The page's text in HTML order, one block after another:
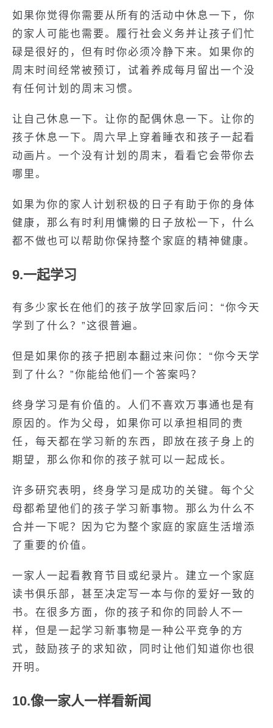
如果你觉得你需要从所有的活动中休息一下，你
的家人可能也需要。履行社会义务并让孩子们忙
碌是很好的，但有时你必须冷静下来。如果你的
周末时间经常被预订，试着养成每月留出一个没
有任何计划的周末习惯。
让自己休息一下。让你的配偶休息一下。让你的
孩子休息一下。周六早上穿着睡衣和孩子一起看
动画片。一个没有计划的周末，看看它会带你去
哪里。
如果为你的家人计划积极的日子有助于你的身体
健康，那么有时利用慵懒的日子放松一下，什么
都不做也可以帮助你保持整个家庭的精神健康。
9.一起学习
有多少家长在他们的孩子放学回家后问：“你今天
学到了什么？”这很普遍。
但是如果你的孩子把剧本翻过来问你：“你今天学
到了什么？”你能给他们一个答案吗？
终身学习是有价值的。人们不喜欢万事通也是有
原因的。作为父母，如果你可以承担相同的责
任，每天都在学习新的东西，即放在孩子身上的
期望，那么你和你的孩子就可以一起成长。
许多研究表明，终身学习是成功的关键。每个父
母都希望他们的孩子学习新事物。那么为什么不
合并一下呢？因为它为整个家庭的家庭生活增添
了重要的价值。
一家人一起看教育节目或纪录片。建立一个家庭
读书俱乐部，甚至决定写一本与你的爱好一致的
书。在很多方面，你的孩子和你的同龄人不一
样，但是一起学习新事物是一种公平竞争的方
式，鼓励孩子的求知欲，同时让他们知道你也很
开明。
10.像一家人一样看新闻